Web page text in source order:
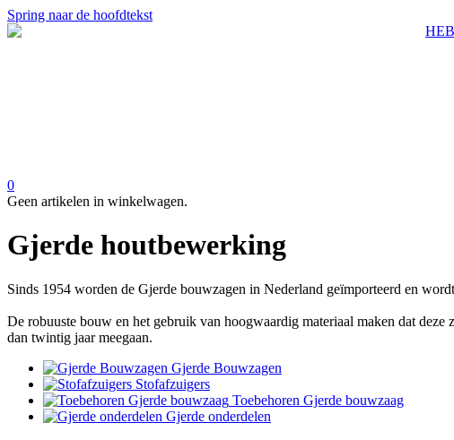
Spring naar de hoofdtekst
0
Geen artikelen in winkelwagen.
Gjerde houtbewerking
Sinds 1954 worden de Gjerde bouwzagen in Nederland geïmporteerd en
De robuuste bouw en het gebruik van hoogwaardig materiaal maken dat deze
dan twintig jaar meegaan.
Gjerde Bouwzagen
Stofafzuigers
Toebehoren Gjerde bouwzaag
Gjerde onderdelen